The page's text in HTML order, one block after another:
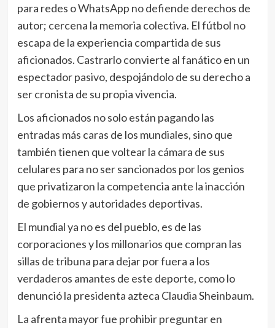
para redes o WhatsApp no defiende derechos de
autor; cercena la memoria colectiva. El fútbol no
escapa de la experiencia compartida de sus
aficionados. Castrarlo convierte al fanático en un
espectador pasivo, despojándolo de su derecho a
ser cronista de su propia vivencia.
Los aficionados no solo están pagando las
entradas más caras de los mundiales, sino que
también tienen que voltear la cámara de sus
celulares para no ser sancionados por los genios
que privatizaron la competencia ante la inacción
de gobiernos y autoridades deportivas.
El mundial ya no es del pueblo, es de las
corporaciones y los millonarios que compran las
sillas de tribuna para dejar por fuera a los
verdaderos amantes de este deporte, como lo
denunció la presidenta azteca Claudia Sheinbaum.
La afrenta mayor fue prohibir preguntar en